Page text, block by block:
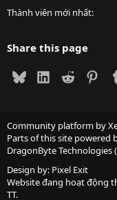
Thành viên mới nhất
Share this page
BlueskyLinkedIn
Reddit
Community platform by
Parts of this site powered
DragonByte Technologies(
Design by: Pixel Exit
Website đang hoạt động
TT.